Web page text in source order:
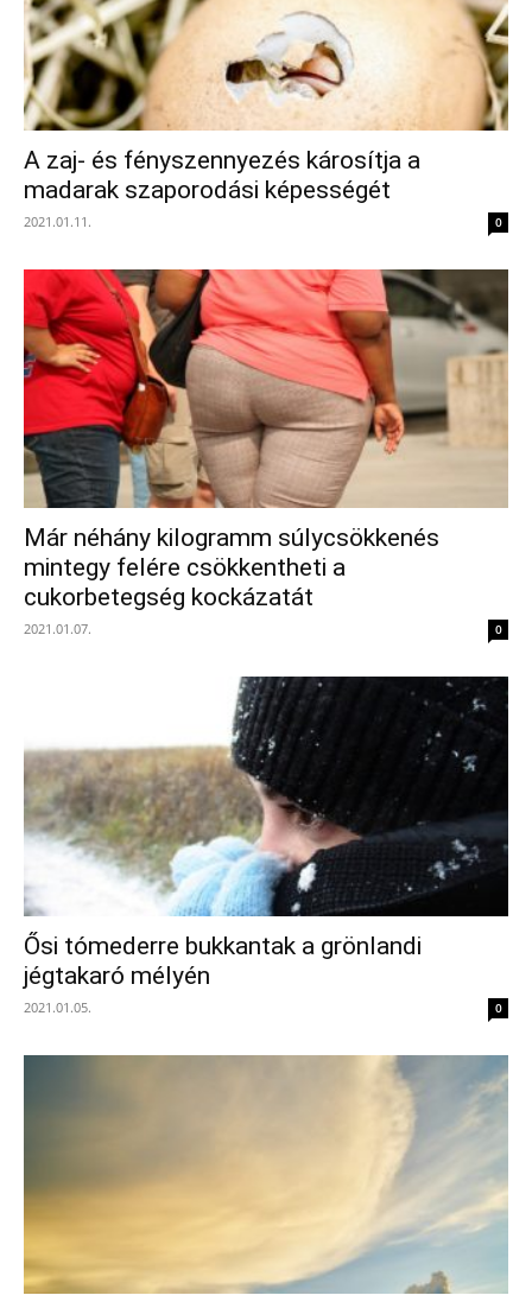
A zaj- és fényszennyezés károsítja a
madarak szaporodási képességét
2021.01.11. 0
Már néhány kilogramm súlycsökkenés
mintegy felére csökkentheti a
cukorbetegség kockázatát
2021.01.07. 0
Ősi tómederre bukkantak a grönlandi
jégtakaró mélyén
2021.01.05. 0